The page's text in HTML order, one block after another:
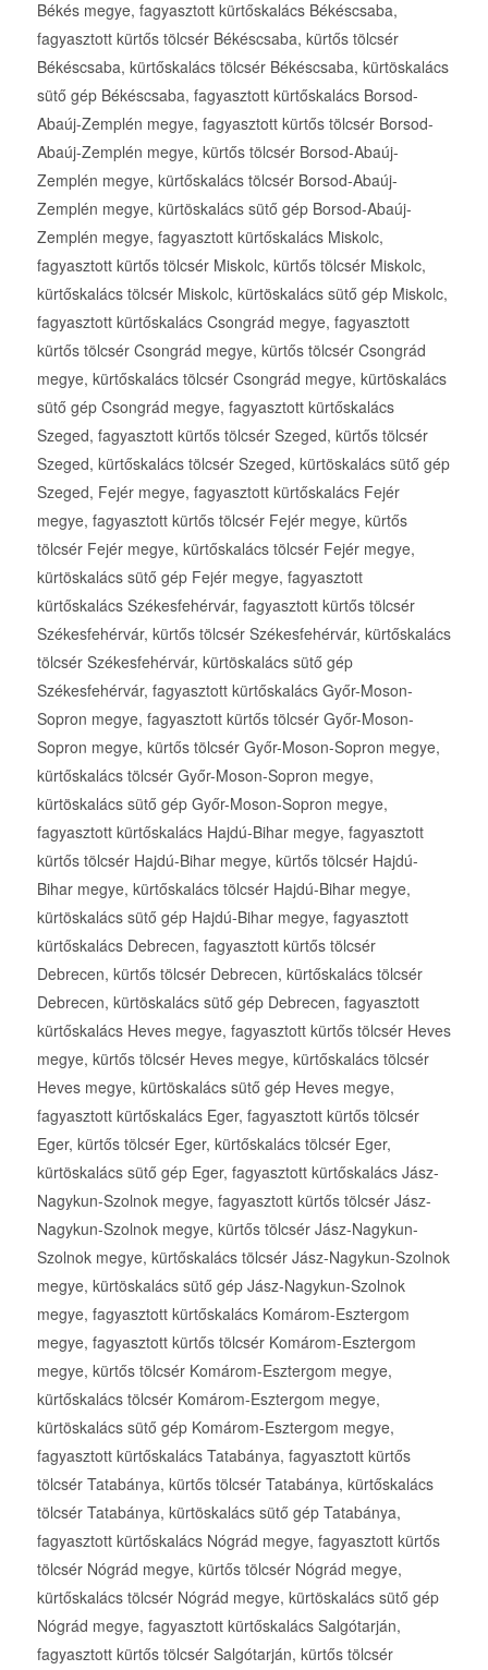
Békés megye, fagyasztott kürtőskalács Békéscsaba,
fagyasztott kürtős tölcsér Békéscsaba, kürtős tölcsér
Békéscsaba, kürtőskalács tölcsér Békéscsaba, kürtöskalács
sütő gép Békéscsaba, fagyasztott kürtőskalács Borsod-
Abaúj-Zemplén megye, fagyasztott kürtős tölcsér Borsod-
Abaúj-Zemplén megye, kürtős tölcsér Borsod-Abaúj-
Zemplén megye, kürtőskalács tölcsér Borsod-Abaúj-
Zemplén megye, kürtöskalács sütő gép Borsod-Abaúj-
Zemplén megye, fagyasztott kürtőskalács Miskolc,
fagyasztott kürtős tölcsér Miskolc, kürtős tölcsér Miskolc,
kürtőskalács tölcsér Miskolc, kürtöskalács sütő gép Miskolc,
fagyasztott kürtőskalács Csongrád megye, fagyasztott
kürtős tölcsér Csongrád megye, kürtős tölcsér Csongrád
megye, kürtőskalács tölcsér Csongrád megye, kürtöskalács
sütő gép Csongrád megye, fagyasztott kürtőskalács
Szeged, fagyasztott kürtős tölcsér Szeged, kürtős tölcsér
Szeged, kürtőskalács tölcsér Szeged, kürtöskalács sütő gép
Szeged, Fejér megye, fagyasztott kürtőskalács Fejér
megye, fagyasztott kürtős tölcsér Fejér megye, kürtős
tölcsér Fejér megye, kürtőskalács tölcsér Fejér megye,
kürtöskalács sütő gép Fejér megye, fagyasztott
kürtőskalács Székesfehérvár, fagyasztott kürtős tölcsér
Székesfehérvár, kürtős tölcsér Székesfehérvár, kürtőskalács
tölcsér Székesfehérvár, kürtöskalács sütő gép
Székesfehérvár, fagyasztott kürtőskalács Győr-Moson-
Sopron megye, fagyasztott kürtős tölcsér Győr-Moson-
Sopron megye, kürtős tölcsér Győr-Moson-Sopron megye,
kürtőskalács tölcsér Győr-Moson-Sopron megye,
kürtöskalács sütő gép Győr-Moson-Sopron megye,
fagyasztott kürtőskalács Hajdú-Bihar megye, fagyasztott
kürtős tölcsér Hajdú-Bihar megye, kürtős tölcsér Hajdú-
Bihar megye, kürtőskalács tölcsér Hajdú-Bihar megye,
kürtöskalács sütő gép Hajdú-Bihar megye, fagyasztott
kürtőskalács Debrecen, fagyasztott kürtős tölcsér
Debrecen, kürtős tölcsér Debrecen, kürtőskalács tölcsér
Debrecen, kürtöskalács sütő gép Debrecen, fagyasztott
kürtőskalács Heves megye, fagyasztott kürtős tölcsér Heves
megye, kürtős tölcsér Heves megye, kürtőskalács tölcsér
Heves megye, kürtöskalács sütő gép Heves megye,
fagyasztott kürtőskalács Eger, fagyasztott kürtős tölcsér
Eger, kürtős tölcsér Eger, kürtőskalács tölcsér Eger,
kürtöskalács sütő gép Eger, fagyasztott kürtőskalács Jász-
Nagykun-Szolnok megye, fagyasztott kürtős tölcsér Jász-
Nagykun-Szolnok megye, kürtős tölcsér Jász-Nagykun-
Szolnok megye, kürtőskalács tölcsér Jász-Nagykun-Szolnok
megye, kürtöskalács sütő gép Jász-Nagykun-Szolnok
megye, fagyasztott kürtőskalács Komárom-Esztergom
megye, fagyasztott kürtős tölcsér Komárom-Esztergom
megye, kürtős tölcsér Komárom-Esztergom megye,
kürtőskalács tölcsér Komárom-Esztergom megye,
kürtöskalács sütő gép Komárom-Esztergom megye,
fagyasztott kürtőskalács Tatabánya, fagyasztott kürtős
tölcsér Tatabánya, kürtős tölcsér Tatabánya, kürtőskalács
tölcsér Tatabánya, kürtöskalács sütő gép Tatabánya,
fagyasztott kürtőskalács Nógrád megye, fagyasztott kürtős
tölcsér Nógrád megye, kürtős tölcsér Nógrád megye,
kürtőskalács tölcsér Nógrád megye, kürtöskalács sütő gép
Nógrád megye, fagyasztott kürtőskalács Salgótarján,
fagyasztott kürtős tölcsér Salgótarján, kürtős tölcsér